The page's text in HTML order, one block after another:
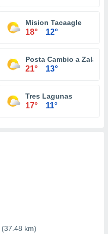
Mision Tacaagle
18° 12°
Posta Cambio a Zalazar
21° 13°
Tres Lagunas
17° 11°
(37.48 km)